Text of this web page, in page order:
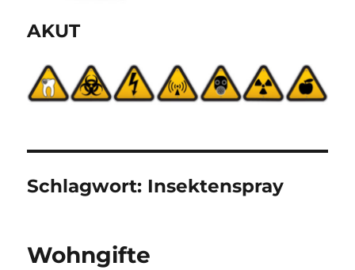
AKUT
Schlagwort: Insektenspray
Wohngifte